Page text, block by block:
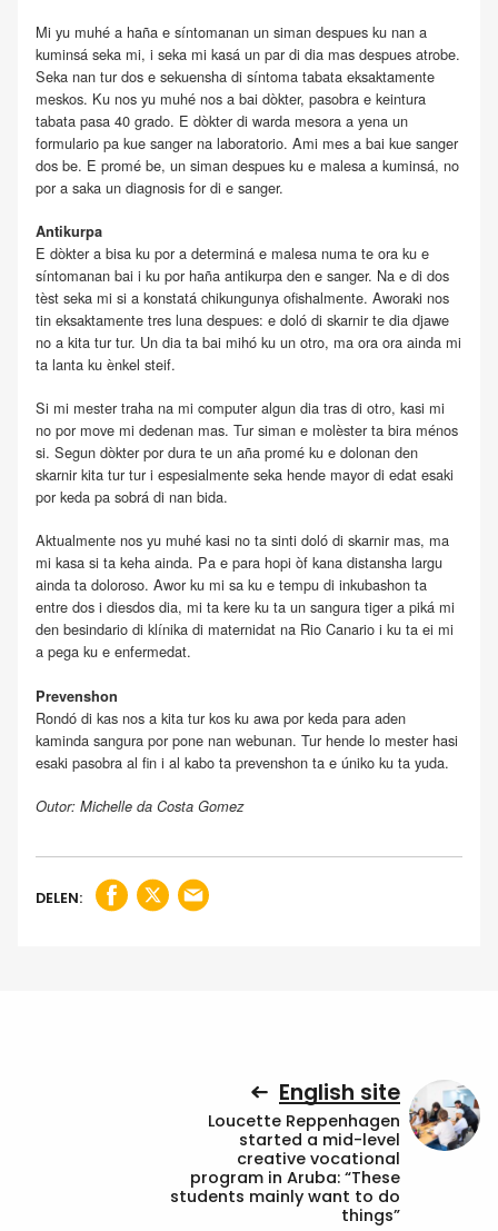
Mi yu muhé a haña e síntomanan un siman despues ku nan a
kuminsá seka mi, i seka mi kasá un par di dia mas despues atrobe.
Seka nan tur dos e sekuensha di síntoma tabata eksaktamente
meskos. Ku nos yu muhé nos a bai dòkter, pasobra e keintura
tabata pasa 40 grado. E dòkter di warda mesora a yena un
formulario pa kue sanger na laboratorio. Ami mes a bai kue sanger
dos be. E promé be, un siman despues ku e malesa a kuminsá, no
por a saka un diagnosis for di e sanger.
Antikurpa
E dòkter a bisa ku por a determiná e malesa numa te ora ku e
síntomanan bai i ku por haña antikurpa den e sanger. Na e di dos
tèst seka mi si a konstatá chikungunya ofishalmente. Aworaki nos
tin eksaktamente tres luna despues: e doló di skarnir te dia djawe
no a kita tur tur. Un dia ta bai mihó ku un otro, ma ora ora ainda mi
ta lanta ku ènkel steif.
Si mi mester traha na mi computer algun dia tras di otro, kasi mi
no por move mi dedenan mas. Tur siman e molèster ta bira ménos
si. Segun dòkter por dura te un aña promé ku e dolonan den
skarnir kita tur tur i espesialmente seka hende mayor di edat esaki
por keda pa sobrá di nan bida.
Aktualmente nos yu muhé kasi no ta sinti doló di skarnir mas, ma
mi kasa si ta keha ainda. Pa e para hopi òf kana distansha largu
ainda ta doloroso. Awor ku mi sa ku e tempu di inkubashon ta
entre dos i diesdos dia, mi ta kere ku ta un sangura tiger a piká mi
den besindario di klínika di maternidat na Rio Canario i ku ta ei mi
a pega ku e enfermedat.
Prevenshon
Rondó di kas nos a kita tur kos ku awa por keda para aden
kaminda sangura por pone nan webunan. Tur hende lo mester hasi
esaki pasobra al fin i al kabo ta prevenshon ta e úniko ku ta yuda.
Outor: Michelle da Costa Gomez
DELEN:
English site
Loucette Reppenhagen
started a mid-level
creative vocational
program in Aruba: “These
students mainly want to do
things”